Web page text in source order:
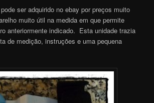
ser adquirido no ebay por preços muito
muito útil na medida em que permite
anteriormente indicado. Esta unidade trazia
de medição, instruções e uma pequena